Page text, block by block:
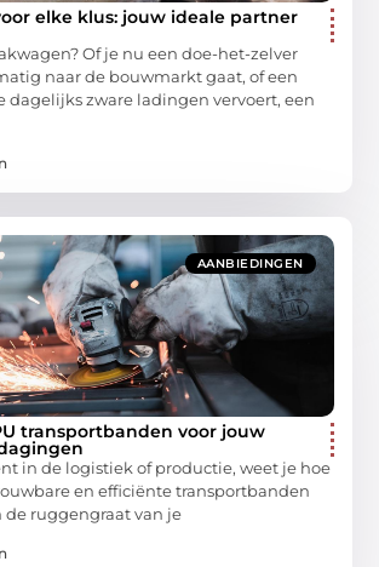
elke klus: jouw ideale partner
Of je nu een doe-het-zelver
naar de bouwmarkt gaat, of een
dagelijks zware ladingen vervoert, een
AANBIEDINGEN
transportbanden voor jouw
in de logistiek of productie, weet je hoe
en efficiënte transportbanden
de ruggengraat van je